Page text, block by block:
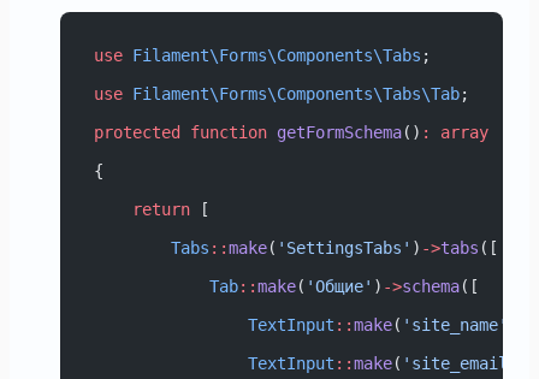
use Filament\Forms\Components\Tabs ;
use Filament\Forms\Components\Tabs\Tab;
protected
function getFormSchema() :
array
{
return [
Tabs ::make( 'SettingsTabs' ) ->tabs ([
Tab::make( 'Общие' ) ->schema([
TextInput ::make( 'site_name'
TextInput ::make( 'site_email'